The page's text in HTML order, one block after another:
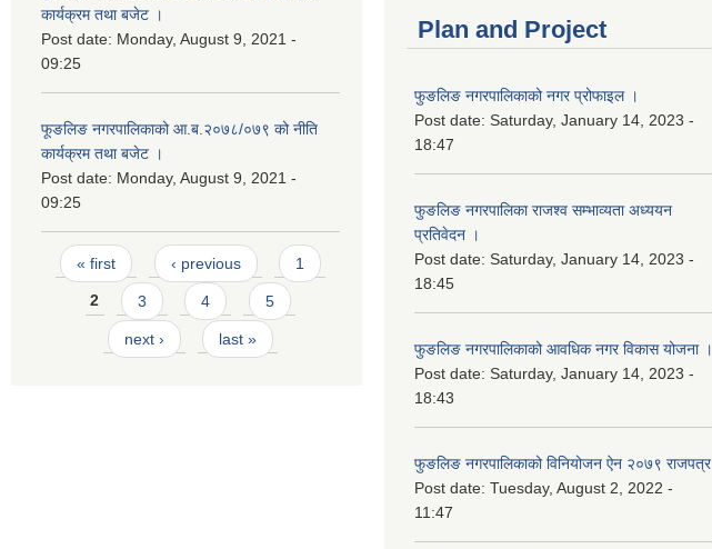
कार्यक्रम तथा बजेट ।
Post date: Monday, August 9, 2021 -
09:25
फूङलिङ नगरपालिकाको आ.ब.२०७८/०७९ को नीति
कार्यक्रम तथा बजेट ।
Post date: Monday, August 9, 2021 -
09:25
Pages
« first ‹ previous 1
2 3 4 5
next › last »
Plan and Project
फुङलिङ नगरपालिकाको नगर प्रोफाइल ।
Post date: Saturday, January 14, 2023 -
18:47
फुङलिङ नगरपालिका राजश्व सम्भाव्यता अध्ययन
प्रतिवेदन ।
Post date: Saturday, January 14, 2023 -
18:45
फुङलिङ नगरपालिकाको आवधिक नगर विकास योजना ।
Post date: Saturday, January 14, 2023 -
18:43
फुङलिङ नगरपालिकाको विनियोजन ऐन २०७९ राजपत्र
Post date: Tuesday, August 2, 2022 -
11:47